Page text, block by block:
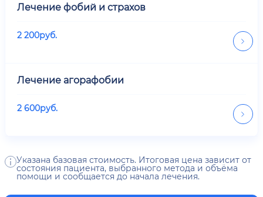
Лечение фобий и страхов
2 200руб.
Лечение агорафобии
2 600руб.
Указана базовая стоимость. Итоговая цена зависит от
состояния пациента, выбранного метода и объёма
помощи и сообщается до начала лечения.